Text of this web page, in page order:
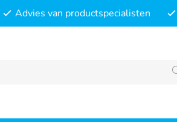
Advies van productspecialisten